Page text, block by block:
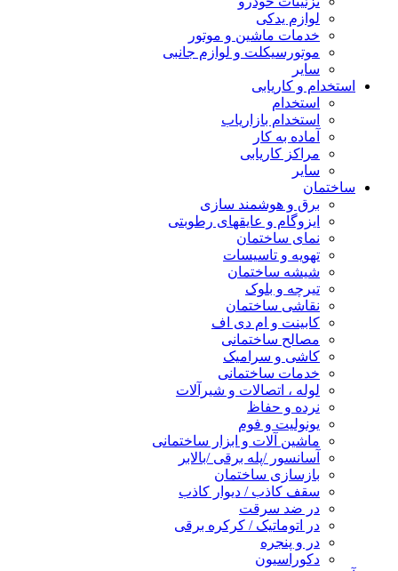
لوازم یدکی
خدمات ماشین و موتور
موتورسیکلت و لوازم جانبی
سایر
استخدام و کاریابی
استخدام
استخدام بازاریاب
آماده به کار
مراکز کاریابی
سایر
ساختمان
برق و هوشمند سازی
ایزوگام و عایقهای رطوبتی
نمای ساختمان
تهویه و تاسیسات
شیشه ساختمان
تیرچه و بلوک
نقاشی ساختمان
کابینت و ام دی اف
مصالح ساختمانی
کاشی و سرامیک
خدمات ساختمانی
لوله ، اتصالات و شیرآلات
نرده و حفاظ
یونولیت و فوم
ماشین آلات و ابزار ساختمانی
آسانسور /پله برقی /بالابر
بازسازی ساختمان
سقف کاذب / دیوار کاذب
در ضد سرقت
در اتوماتیک / کرکره برقی
در و پنجره
دکوراسیون